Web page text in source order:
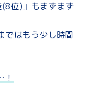
位)」もまずまず
ではもう少し時間